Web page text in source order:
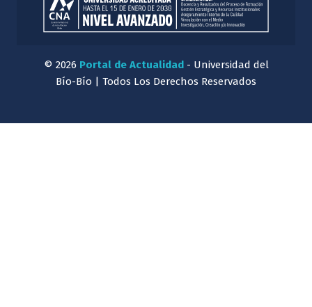
© 2026 Portal de Actualidad- Universidad del
Bío-Bío | Todos Los Derechos Reservados